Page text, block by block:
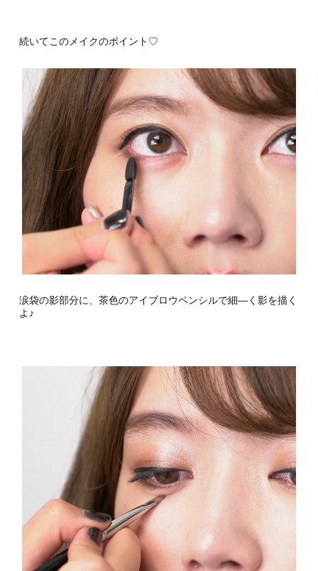
続いてこのメイクのポイント♡
涙袋の影部分に、茶色のアイブロウペンシルで細―く影を描く
よ♪